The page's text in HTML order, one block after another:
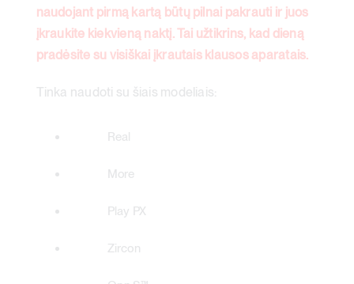
naudojant pirmą kartą būtų pilnai pakrauti ir juos
įkraukite kiekvieną naktį. Tai užtikrins, kad dieną
pradėsite su visiškai įkrautais klausos aparatais.
Tinka naudoti su šiais modeliais:
Real
More
Play PX
Zircon